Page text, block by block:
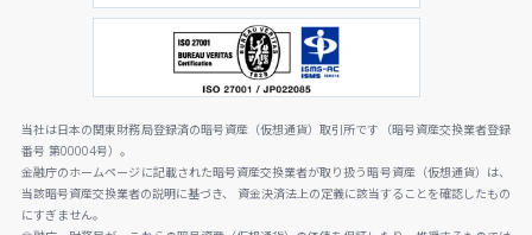
当社は日本の関東財務局登録済の暗号資産（仮想通貨）取引所です（暗号資産交換業者登録
番号 第00004号）。
金融庁のホームページに記載された暗号資産交換業者が取り扱う暗号資産（仮想通貨）は、
当該暗号資産交換業者の説明に基づき、 資金決済法上の定義に該当することを確認したもの
にすぎません。